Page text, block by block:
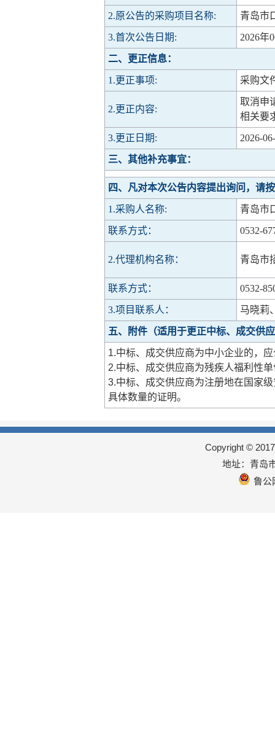
2.原公告的采购项目名称: 青岛市
3.首次公告日期: 2026年
二、更正信息：
1.更正事项: 采购文
2.更正内容:
取消申
相关要
3.更正日期: 2026-
三、其他补充事宜：
四、凡对本次公告内容提出询问，请
1.采购人名称: 青岛市
联系方式： 0532-
2.代理机构名称： 青岛市
联系方式： 0532-
3.项目联系人： 马晓莉
五、附件（适用于更正中标、成交供
1.中标、成交供应商为中小企业的，
2.中标、成交供应商为残疾人福利性
3.中标、成交供应商为注册地在国家
具体数量的证明。
Copyright ©
地址：青岛
鲁公